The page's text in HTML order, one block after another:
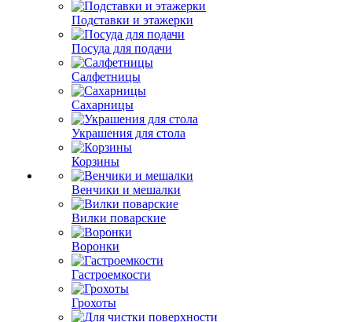
Подставки и этажерки
Посуда для подачи
Салфетницы
Сахарницы
Украшения для стола
Корзины
Венчики и мешалки
Вилки поварские
Воронки
Гастроемкости
Грохоты